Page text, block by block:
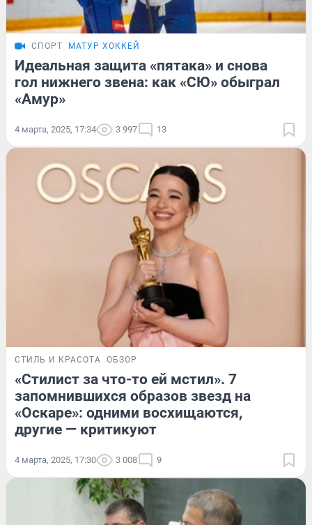
СПОРТ МАТУР ХОККЕЙ
Идеальная защита «пятака» и снова
гол нижнего звена: как «СЮ» обыграл
«Амур»
4 марта, 2025, 17:34 3 997 13
СТИЛЬ И КРАСОТА ОБЗОР
«Стилист за что-то ей мстил». 7
запомнившихся образов звезд на
«Оскаре»: одними восхищаются,
другие — критикуют
4 марта, 2025, 17:30 3 008 9